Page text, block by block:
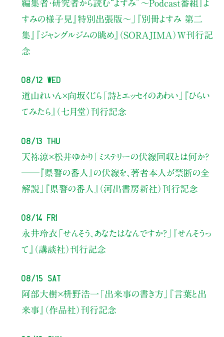
編集者・研究者から読む“よすみ” 〜Podcast番組『よ
すみの様子見』特別出張版〜」
『別冊よすみ 第二
集』『ジャングルジムの眺め』（SORAJIMA）W刊行記
念
08/12 Wed
道山れいん×向坂くじら 「詩とエッセイのあわい」
『ひらい
てみたら』（七月堂）刊行記念
08/13 Thu
天祢涼×松井ゆかり 「ミステリーの伏線回収とは何か？
――『県警の番人』の伏線を、著者本人が禁断の全
解説」
『県警の番人』（河出書房新社）刊行記念
08/14 Fri
永井玲衣 「せんそう、あなたはなんですか？」
『せんそうっ
て』（講談社）刊行記念
08/15 Sat
阿部大樹×枡野浩一 「出来事の書き方」
『言葉と出
来事』（作品社）刊行記念